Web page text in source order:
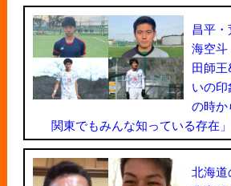
昌平
海空
田師
いの
の時か
関東でもみんな知っている存在」
北海